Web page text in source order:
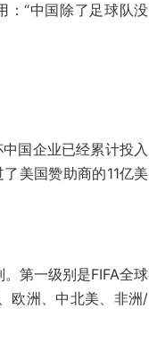
：“中国除了足球队没
国企业已经累计投入
美国赞助商的11亿美
第一级别是FIFA全球
欧洲、中北美、非洲/